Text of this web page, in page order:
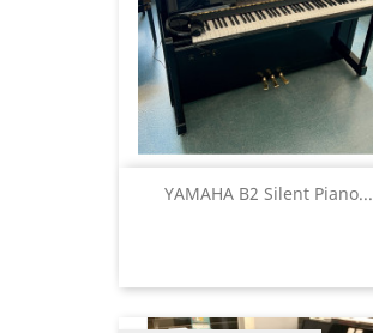
YAMAHA B2 Silent Piano...